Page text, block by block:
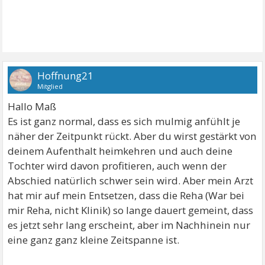
Hoffnung21
Mitglied
Hallo Maß
Es ist ganz normal, dass es sich mulmig anfühlt je
näher der Zeitpunkt rückt. Aber du wirst gestärkt von
deinem Aufenthalt heimkehren und auch deine
Tochter wird davon profitieren, auch wenn der
Abschied natürlich schwer sein wird. Aber mein Arzt
hat mir auf mein Entsetzen, dass die Reha (War bei
mir Reha, nicht Klinik) so lange dauert gemeint, dass
es jetzt sehr lang erscheint, aber im Nachhinein nur
eine ganz ganz kleine Zeitspanne ist.